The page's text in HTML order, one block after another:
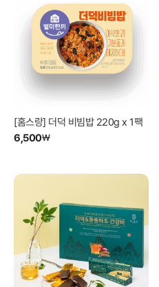
[홈스랑] 더덕 비빔밥 220g x 1팩
6,500₩